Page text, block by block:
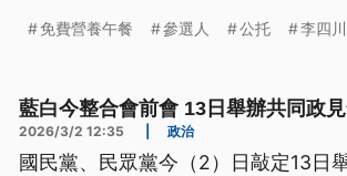
免費營養午餐 參選人 公托 李四川
藍白今整合會前會 13日舉辦共同政
2026/3/2 12:35 政治
國民黨、民眾黨今（2）日敲定13日